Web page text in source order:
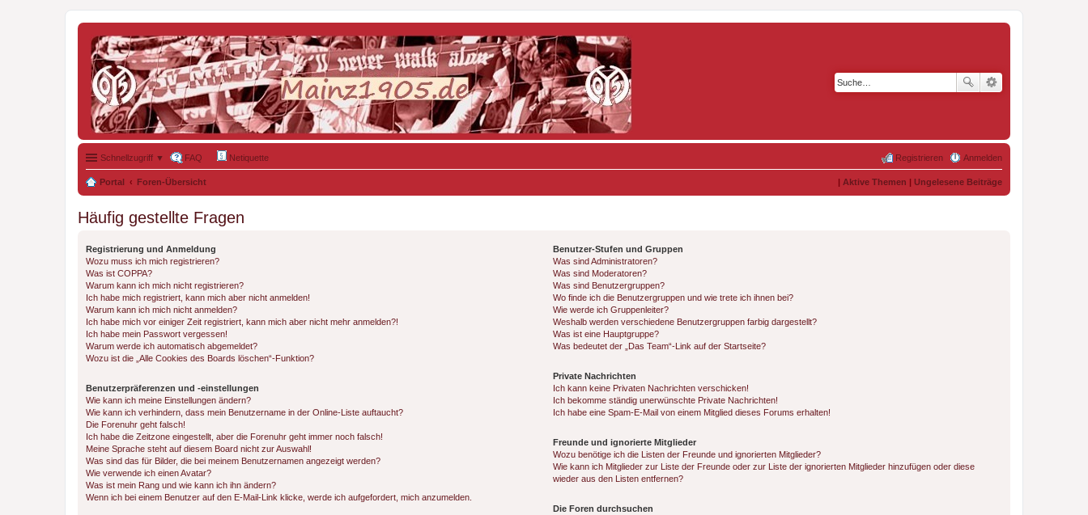
Schnellzugriff ▼ FAQ Netiquette Anmelden
Registrieren
Portal Foren-Übersicht | Aktive Themen | Ungelesene Beiträge
Häufig gestellte Fragen
Registrierung und Anmeldung
Wozu muss ich mich registrieren?
Was ist COPPA?
Warum kann ich mich nicht registrieren?
Ich habe mich registriert, kann mich aber nicht anmelden!
Warum kann ich mich nicht anmelden?
Ich habe mich vor einiger Zeit registriert, kann mich aber nicht mehr anmelden?!
Ich habe mein Passwort vergessen!
Warum werde ich automatisch abgemeldet?
Wozu ist die „Alle Cookies des Boards löschen“-Funktion?
Benutzerpräferenzen und -einstellungen
Wie kann ich meine Einstellungen ändern?
Wie kann ich verhindern, dass mein Benutzername in der Online-Liste auftaucht?
Die Forenuhr geht falsch!
Ich habe die Zeitzone eingestellt, aber die Forenuhr geht immer noch falsch!
Meine Sprache steht auf diesem Board nicht zur Auswahl!
Was sind das für Bilder, die bei meinem Benutzernamen angezeigt werden?
Wie verwende ich einen Avatar?
Was ist mein Rang und wie kann ich ihn ändern?
Wenn ich bei einem Benutzer auf den E-Mail-Link klicke, werde ich aufgefordert, mich anzumelden.
Benutzer-Stufen und Gruppen
Was sind Administratoren?
Was sind Moderatoren?
Was sind Benutzergruppen?
Wo finde ich die Benutzergruppen und wie trete ich ihnen bei?
Wie werde ich Gruppenleiter?
Weshalb werden verschiedene Benutzergruppen farbig dargestellt?
Was ist eine Hauptgruppe?
Was bedeutet der „Das Team“-Link auf der Startseite?
Private Nachrichten
Ich kann keine Privaten Nachrichten verschicken!
Ich bekomme ständig unerwünschte Private Nachrichten!
Ich habe eine Spam-E-Mail von einem Mitglied dieses Forums erhalten!
Freunde und ignorierte Mitglieder
Wozu benötige ich die Listen der Freunde und ignorierten Mitglieder?
Wie kann ich Mitglieder zur Liste der Freunde oder zur Liste der ignorierten Mitglieder hinzufügen oder diese
wieder aus den Listen entfernen?
Die Foren durchsuchen